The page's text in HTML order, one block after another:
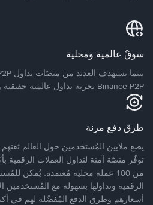
سوقٌ عالمية ومحلية
Binance P2P تجربة تداول عالمية حقيقية وتدعم أكثر من 70 عملة محلية.
طرق دفع مرنة
من 100 عملة محلية مُعتمدة. يُمكن
الرقمية وتداولها بسهولة مع المُستخدمين
أسعارهم وطرق الدفع المُفضّلة لهم في